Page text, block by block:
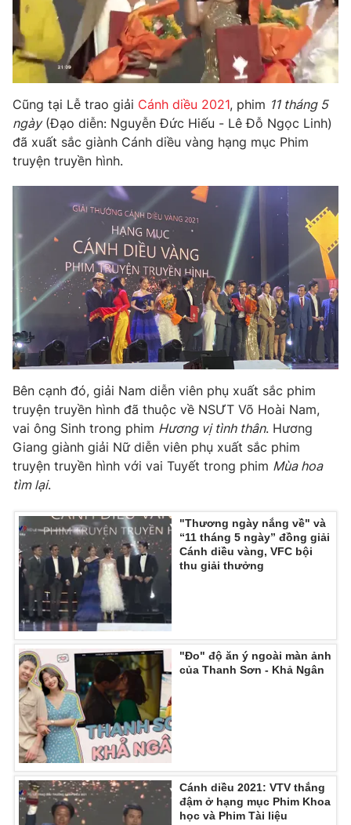
Cũng tại Lễ trao giải Cánh diều 2021, phim 11 tháng 5
ngày(Đạo diễn: Nguyễn Đức Hiếu - Lê Đỗ Ngọc Linh)
đã xuất sắc giành Cánh diều vàng hạng mục Phim
truyện truyền hình.
Bên cạnh đó, giải Nam diễn viên phụ xuất sắc phim
truyện truyền hình đã thuộc về NSƯT Võ Hoài Nam,
vai ông Sinh trong phim Hương vị tình thân. Hương
Giang giành giải Nữ diễn viên phụ xuất sắc phim
truyện truyền hình với vai Tuyết trong phim Mùa hoa
tìm lại.
"Thương ngày nắng về" và
“11 tháng 5 ngày” đồng giải
Cánh diều vàng, VFC bội
thu giải thưởng
"Đo" độ ăn ý ngoài màn ảnh
của Thanh Sơn - Khả Ngân
Cánh diều 2021: VTV thắng
đậm ở hạng mục Phim Khoa
học và Phim Tài liệu